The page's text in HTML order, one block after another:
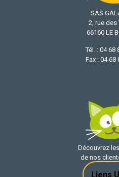
SAS
2, rue des
66160 LE
Tél. : 04 68
Fax : 04 68
Découvrez
de nos
Liens